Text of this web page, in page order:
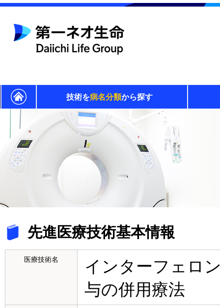
技術を病名分類から探す
先進医療技術基本情報
医療技術名
インターフェロ
与の併用療法